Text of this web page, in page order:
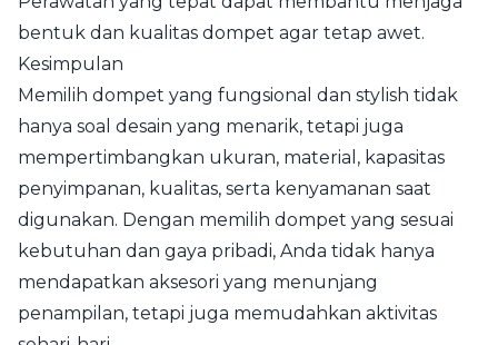
bentuk dan kualitas dompet agar tetap awet.
Kesimpulan
Memilih dompet yang fungsional dan stylish tidak
hanya soal desain yang menarik, tetapi juga
mempertimbangkan ukuran, material, kapasitas
penyimpanan, kualitas, serta kenyamanan saat
digunakan. Dengan memilih dompet yang sesuai
kebutuhan dan gaya pribadi, Anda tidak hanya
mendapatkan aksesori yang menunjang
penampilan, tetapi juga memudahkan aktivitas